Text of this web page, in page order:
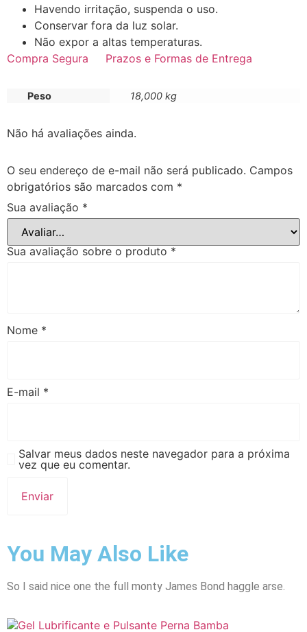
Havendo irritação, suspenda o uso.
Conservar fora da luz solar.
Não expor a altas temperaturas.
Compra Segura
Prazos e Formas de Entrega
Peso 18,000 kg
Não há avaliações ainda.
O seu endereço de e-mail não será publicado. Campos
obrigatórios são marcados com *
Sua avaliação *
Sua avaliação sobre o produto *
Nome *
E-mail *
Salvar meus dados neste navegador para a próxima
vez que eu comentar.
You May Also Like
So I said nice one the full monty James Bond haggle arse.